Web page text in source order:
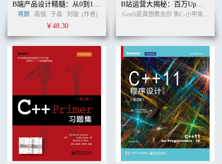
B端产品设计精髓：从0到1构建企业级的数智化产品
蒋颢 高强 于淼 刘璇 (作者)
￥48.30
B站运营大揭秘：百万Up主真想教会你的创作笔记
GenJi是真想教会你 鱼C-小甲鱼 阿Test正经比比 编著